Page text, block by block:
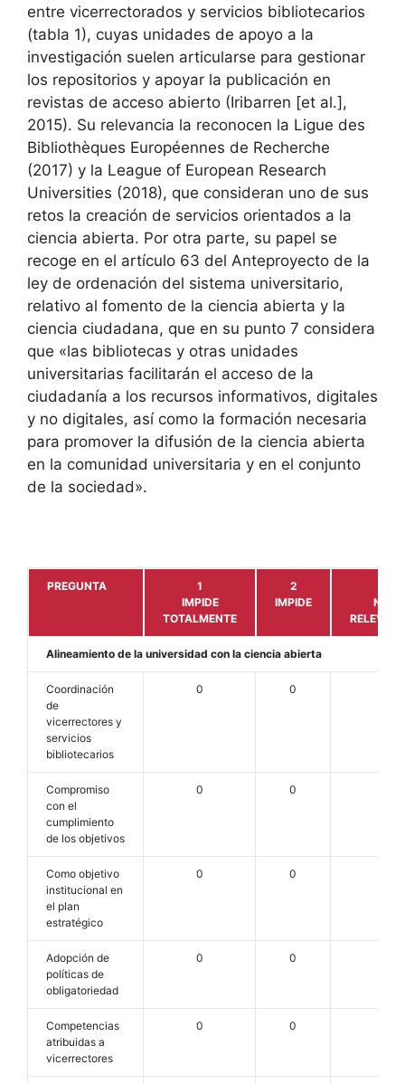
entre vicerrectorados y servicios bibliotecarios
(tabla 1), cuyas unidades de apoyo a la
investigación suelen articularse para gestionar
los repositorios y apoyar la publicación en
revistas de acceso abierto (Iribarren [et al.],
2015). Su relevancia la reconocen la Ligue des
Bibliothèques Européennes de Recherche
(2017) y la League of European Research
Universities (2018), que consideran uno de sus
retos la creación de servicios orientados a la
ciencia abierta. Por otra parte, su papel se
recoge en el artículo 63 del Anteproyecto de la
ley de ordenación del sistema universitario,
relativo al fomento de la ciencia abierta y la
ciencia ciudadana, que en su punto 7 considera
que «las bibliotecas y otras unidades
universitarias facilitarán el acceso de la
ciudadanía a los recursos informativos, digitales
y no digitales, así como la formación necesaria
para promover la difusión de la ciencia abierta
en la comunidad universitaria y en el conjunto
de la sociedad».
PREGUNTA
1
IMPIDE
TOTALMENTE
2
IMPIDE
NO
Alineamiento de la universidad con la ciencia abierta
Coordinación
de
vicerrectores y
servicios
bibliotecarios
0 0
Compromiso
con el
cumplimiento
de los objetivos
0 0
Como objetivo
institucional en
el plan
estratégico
0 0
Adopción de
políticas de
obligatoriedad
0 0
Competencias
atribuidas a
vicerrectores
0 0